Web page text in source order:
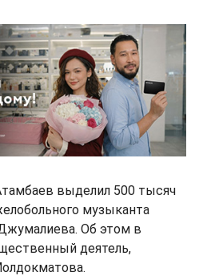
выделил 500 тысяч
музыканта
Об этом в
деятель,